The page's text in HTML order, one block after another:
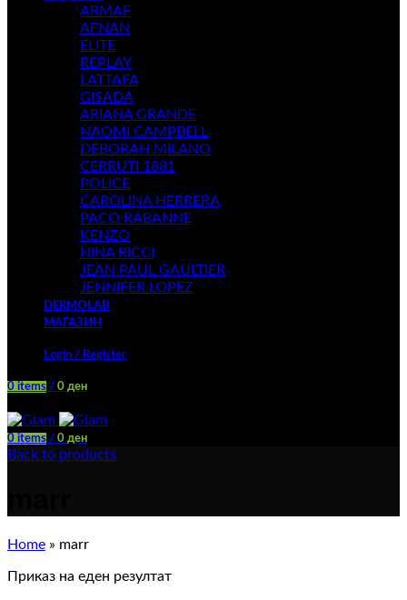
ARMAF
AFNAN
ELITE
REPLAY
LATTAFA
GISADA
ARIANA GRANDE
NAOMI CAMPBELL
DEBORAH MILANO
CERRUTI 1881
POLICE
CAROLINA HERRERA
PACO RABANNE
KENZO
NINA RICCI
JEAN PAUL GAULTIER
JENNIFER LOPEZ
DERMOLAB
МАГАЗИН
Login / Register
0 items / 0 ден
0 items / 0 ден
Back to products
Home » marr
Приказ на еден резултат